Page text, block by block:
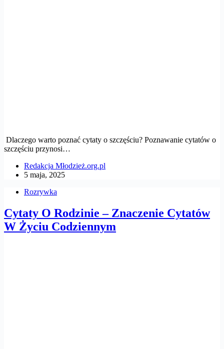
Dlaczego warto poznać cytaty o szczęściu? Poznawanie cytatów o
szczęściu przynosi…
Redakcja Młodzież.org.pl
5 maja, 2025
Rozrywka
Cytaty O Rodzinie – Znaczenie Cytatów
W Życiu Codziennym